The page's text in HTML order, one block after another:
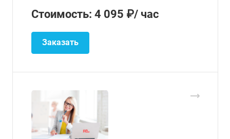
Стоимость: 4 095 ₽/ час
Заказать